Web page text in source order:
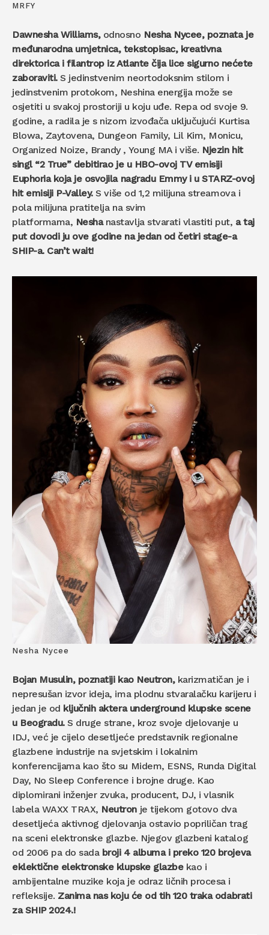
MRFY
Dawnesha Williams,odnosno Nesha Nycee, poznata je
međunarodna umjetnica, tekstopisac, kreativna
direktorica i filantrop iz Atlante čija lice sigurno nećete
zaboraviti.S jedinstvenim neortodoksnim stilom i
jedinstvenim protokom, Neshina energija može se
osjetiti u svakoj prostoriji u koju uđe. Repa od svoje 9.
godine, a radila je s nizom izvođača uključujući Kurtisa
Blowa, Zaytovena, Dungeon Family, Lil Kim, Monicu,
Organized Noize, Brandy , Young MA i više. Njezin hit
singl “2 True” debitirao je u HBO-ovoj TV emisiji
Euphoria koja je osvojila nagradu Emmy i u STARZ-ovoj
hit emisiji P-Valley.S više od 1,2 milijuna streamova i
pola milijuna pratitelja na svim
platformama, Nesha nastavlja stvarati vlastiti put, a taj
put dovodi ju ove godine na jedan od četiri stage-a
SHIP-a. Can’t wait!
Nesha Nycee
Bojan Musulin, poznatiji kao Neutron, karizmatičan je i
nepresušan izvor ideja, ima plodnu stvaralačku karijeru i
jedan je od ključnih aktera underground klupske scene
u Beogradu.S druge strane, kroz svoje djelovanje u
IDJ, već je cijelo desetljeće predstavnik regionalne
glazbene industrije na svjetskim i lokalnim
konferencijama kao što su Midem, ESNS, Runda Digital
Day, No Sleep Conference i brojne druge. Kao
diplomirani inženjer zvuka, producent, DJ, i vlasnik
labela WAXX TRAX, Neutron je tijekom gotovo dva
desetljeća aktivnog djelovanja ostavio popriličan trag
na sceni elektronske glazbe. Njegov glazbeni katalog
od 2006 pa do sada broji 4 albuma i preko 120 brojeva
eklektične elektronske klupske glazbekao i
ambijentalne muzike koja je odraz ličnih procesa i
refleksije. Zanima nas koju će od tih 120 traka odabrati
za SHIP 2024.!